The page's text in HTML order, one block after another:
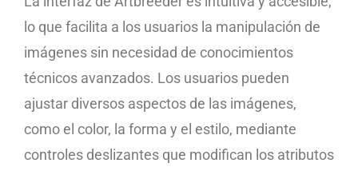
lo que facilita a los usuarios la manipulación de
imágenes sin necesidad de conocimientos
técnicos avanzados. Los usuarios pueden
ajustar diversos aspectos de las imágenes,
como el color, la forma y el estilo, mediante
controles deslizantes que modifican los atributos